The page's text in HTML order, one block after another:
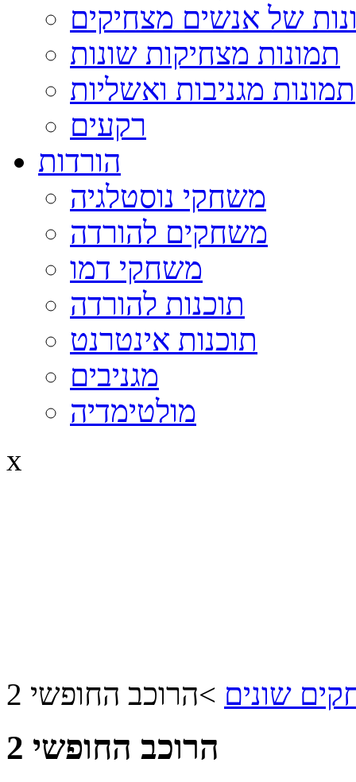
של אנשים מצחיקים
תמונות מצחיקות שונות
תמונות מגניבות ואשליות
רקעים
הורדות
משחקי נוסטלגיה
משחקים להורדה
משחקי דמו
תוכנות להורדה
תוכנות אינטרנט
מגניבים
מולטימדיה
x
שונים >הרוכב החופשי 2
הרוכב החופשי 2